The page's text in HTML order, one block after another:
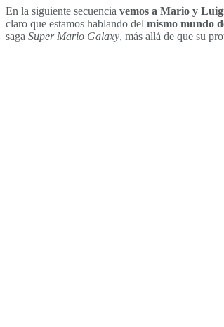
En la siguiente secuencia vemos a Mario y
claro que estamos hablando del mismo mundo
saga Super Mario Galaxy, más allá de que su